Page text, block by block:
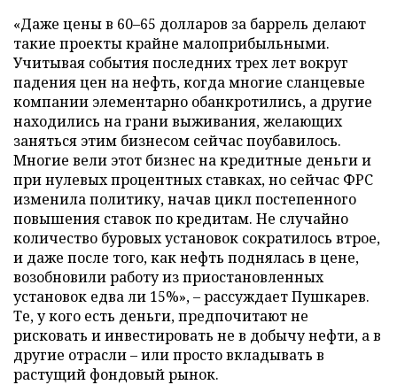
«Даже цены в 60–65 долларов за баррель делают
такие проекты крайне малоприбыльными.
Учитывая события последних трех лет вокруг
падения цен на нефть, когда многие сланцевые
компании элементарно обанкротились, а другие
находились на грани выживания, желающих
заняться этим бизнесом сейчас поубавилось.
Многие вели этот бизнес на кредитные деньги и
при нулевых процентных ставках, но сейчас ФРС
изменила политику, начав цикл постепенного
повышения ставок по кредитам. Не случайно
количество буровых установок сократилось втрое,
и даже после того, как нефть поднялась в цене,
возобновили работу из приостановленных
установок едва ли 15%», – рассуждает Пушкарев.
Те, у кого есть деньги, предпочитают не
рисковать и инвестировать не в добычу нефти, а в
другие отрасли – или просто вкладывать в
растущий фондовый рынок.